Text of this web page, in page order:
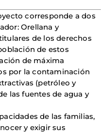
corresponde a dos
Orellana y
de los derechos
de estos
de máxima
por la contaminación
(petróleo y
las fuentes de agua y
de las familias,
y exigir sus